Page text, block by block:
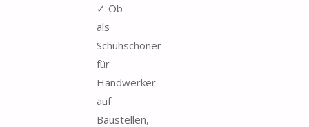
✓ Ob
als
Schuhschoner
für
Handwerker
auf
Baustellen,